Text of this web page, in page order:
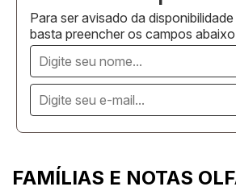
Para ser avisado da
basta preencher os campos
FAMÍLIAS E NOTAS